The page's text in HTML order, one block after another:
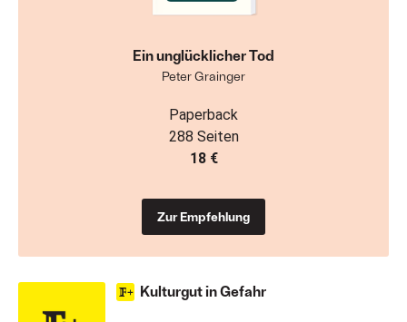
Kulturgut in Gefahr
Ein unglücklicher Tod
Peter Grainger
Paperback
288 Seiten
18 €
Zur Empfehlung